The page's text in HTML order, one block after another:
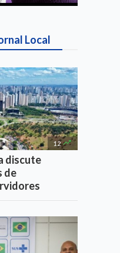
Local
12 
discute
de